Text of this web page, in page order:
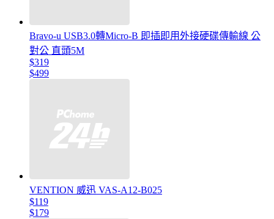
Bravo-u USB3.0轉Micro-B 即插即用外接硬碟傳輸線 公
對公 直頭5M
$319
$499
VENTION 威迅 VAS-A12-B025
$119
$179